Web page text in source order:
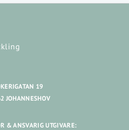
19
JOHANNESHOV
& ANSVARIG UTGIVARE: